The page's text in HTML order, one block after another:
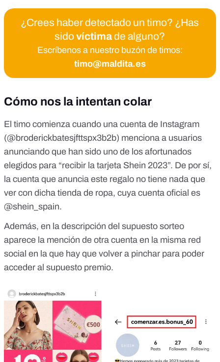
¿Crees haber detectado un timo? ¿Has
sidovíctimade alguno?
Escríbenos a nuestro buzón de timos:
timo@maldita.es
Cómo nos la intentan colar
El timo comienza cuando una cuenta de Instagram
(@broderickbatesjfttspx3b2b) menciona a usuarios
anunciando que han sido uno de los afortunados
elegidos para “recibir la tarjeta Shein 2023”. De por sí,
la cuenta que anuncia este regalo no tiene nada que
ver con dicha tienda de ropa, cuya cuenta oficial es
@shein_spain.
Además, en la descripción del supuesto sorteo
aparece la mención de otra cuenta en la misma red
social en la que hay que volver a pinchar para poder
acceder al supuesto premio.